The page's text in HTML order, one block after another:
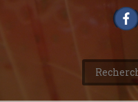
Rechercher :